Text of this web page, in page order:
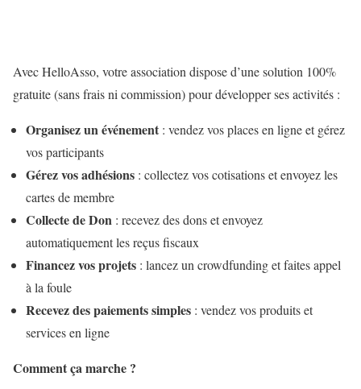
Avec HelloAsso, votre association dispose d’une solution 100%
gratuite (sans frais ni commission) pour développer ses activités :
Organisez un événement : vendez vos places en ligne et gérez
vos participants
Gérez vos adhésions : collectez vos cotisations et envoyez les
cartes de membre
Collecte de Don : recevez des dons et envoyez
automatiquement les reçus fiscaux
Financez vos projets : lancez un crowdfunding et faites appel
à la foule
Recevez des paiements simples : vendez vos produits et
services en ligne
Comment ça marche ?